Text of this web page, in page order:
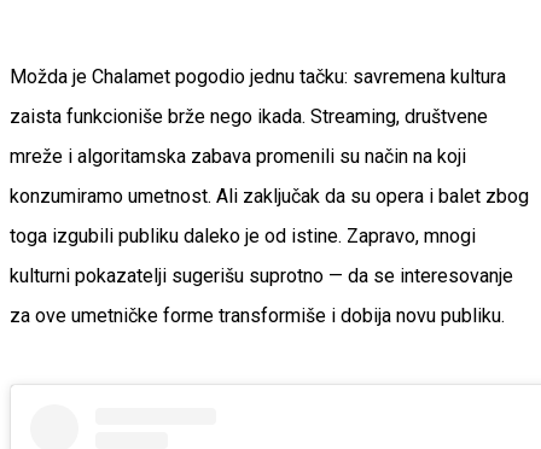
Možda je Chalamet pogodio jednu tačku: savremena kultura
zaista funkcioniše brže nego ikada. Streaming, društvene
mreže i algoritamska zabava promenili su način na koji
konzumiramo umetnost. Ali zaključak da su opera i balet zbog
toga izgubili publiku daleko je od istine. Zapravo, mnogi
kulturni pokazatelji sugerišu suprotno — da se interesovanje
za ove umetničke forme transformiše i dobija novu publiku.